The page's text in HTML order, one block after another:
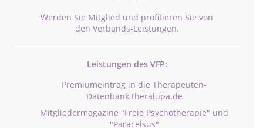
Werden Sie Mitglied und profitieren Sie von
den Verbands-Leistungen.
Leistungen des VFP:
Premiumeintrag in die Therapeuten-
Datenbank theralupa.de
Mitgliedermagazine "Freie Psychotherapie" und
"Paracelsus"